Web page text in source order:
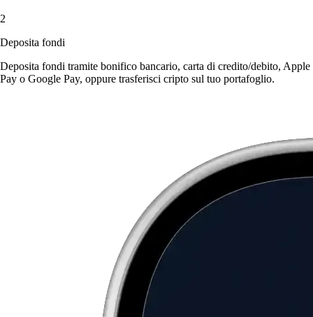
2
Deposita fondi
Deposita fondi tramite bonifico bancario, carta di credito/debito, Apple
Pay o Google Pay, oppure trasferisci cripto sul tuo portafoglio.